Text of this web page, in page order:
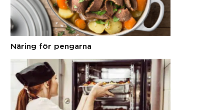
Näring för pengarna